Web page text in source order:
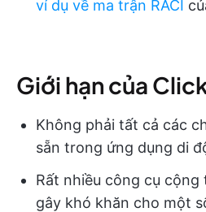
ví dụ về ma trận RACI
Giới hạn của
Không phải tất cả các
sẵn trong ứng dụng di
Rất nhiều công cụ
gây khó khăn cho một